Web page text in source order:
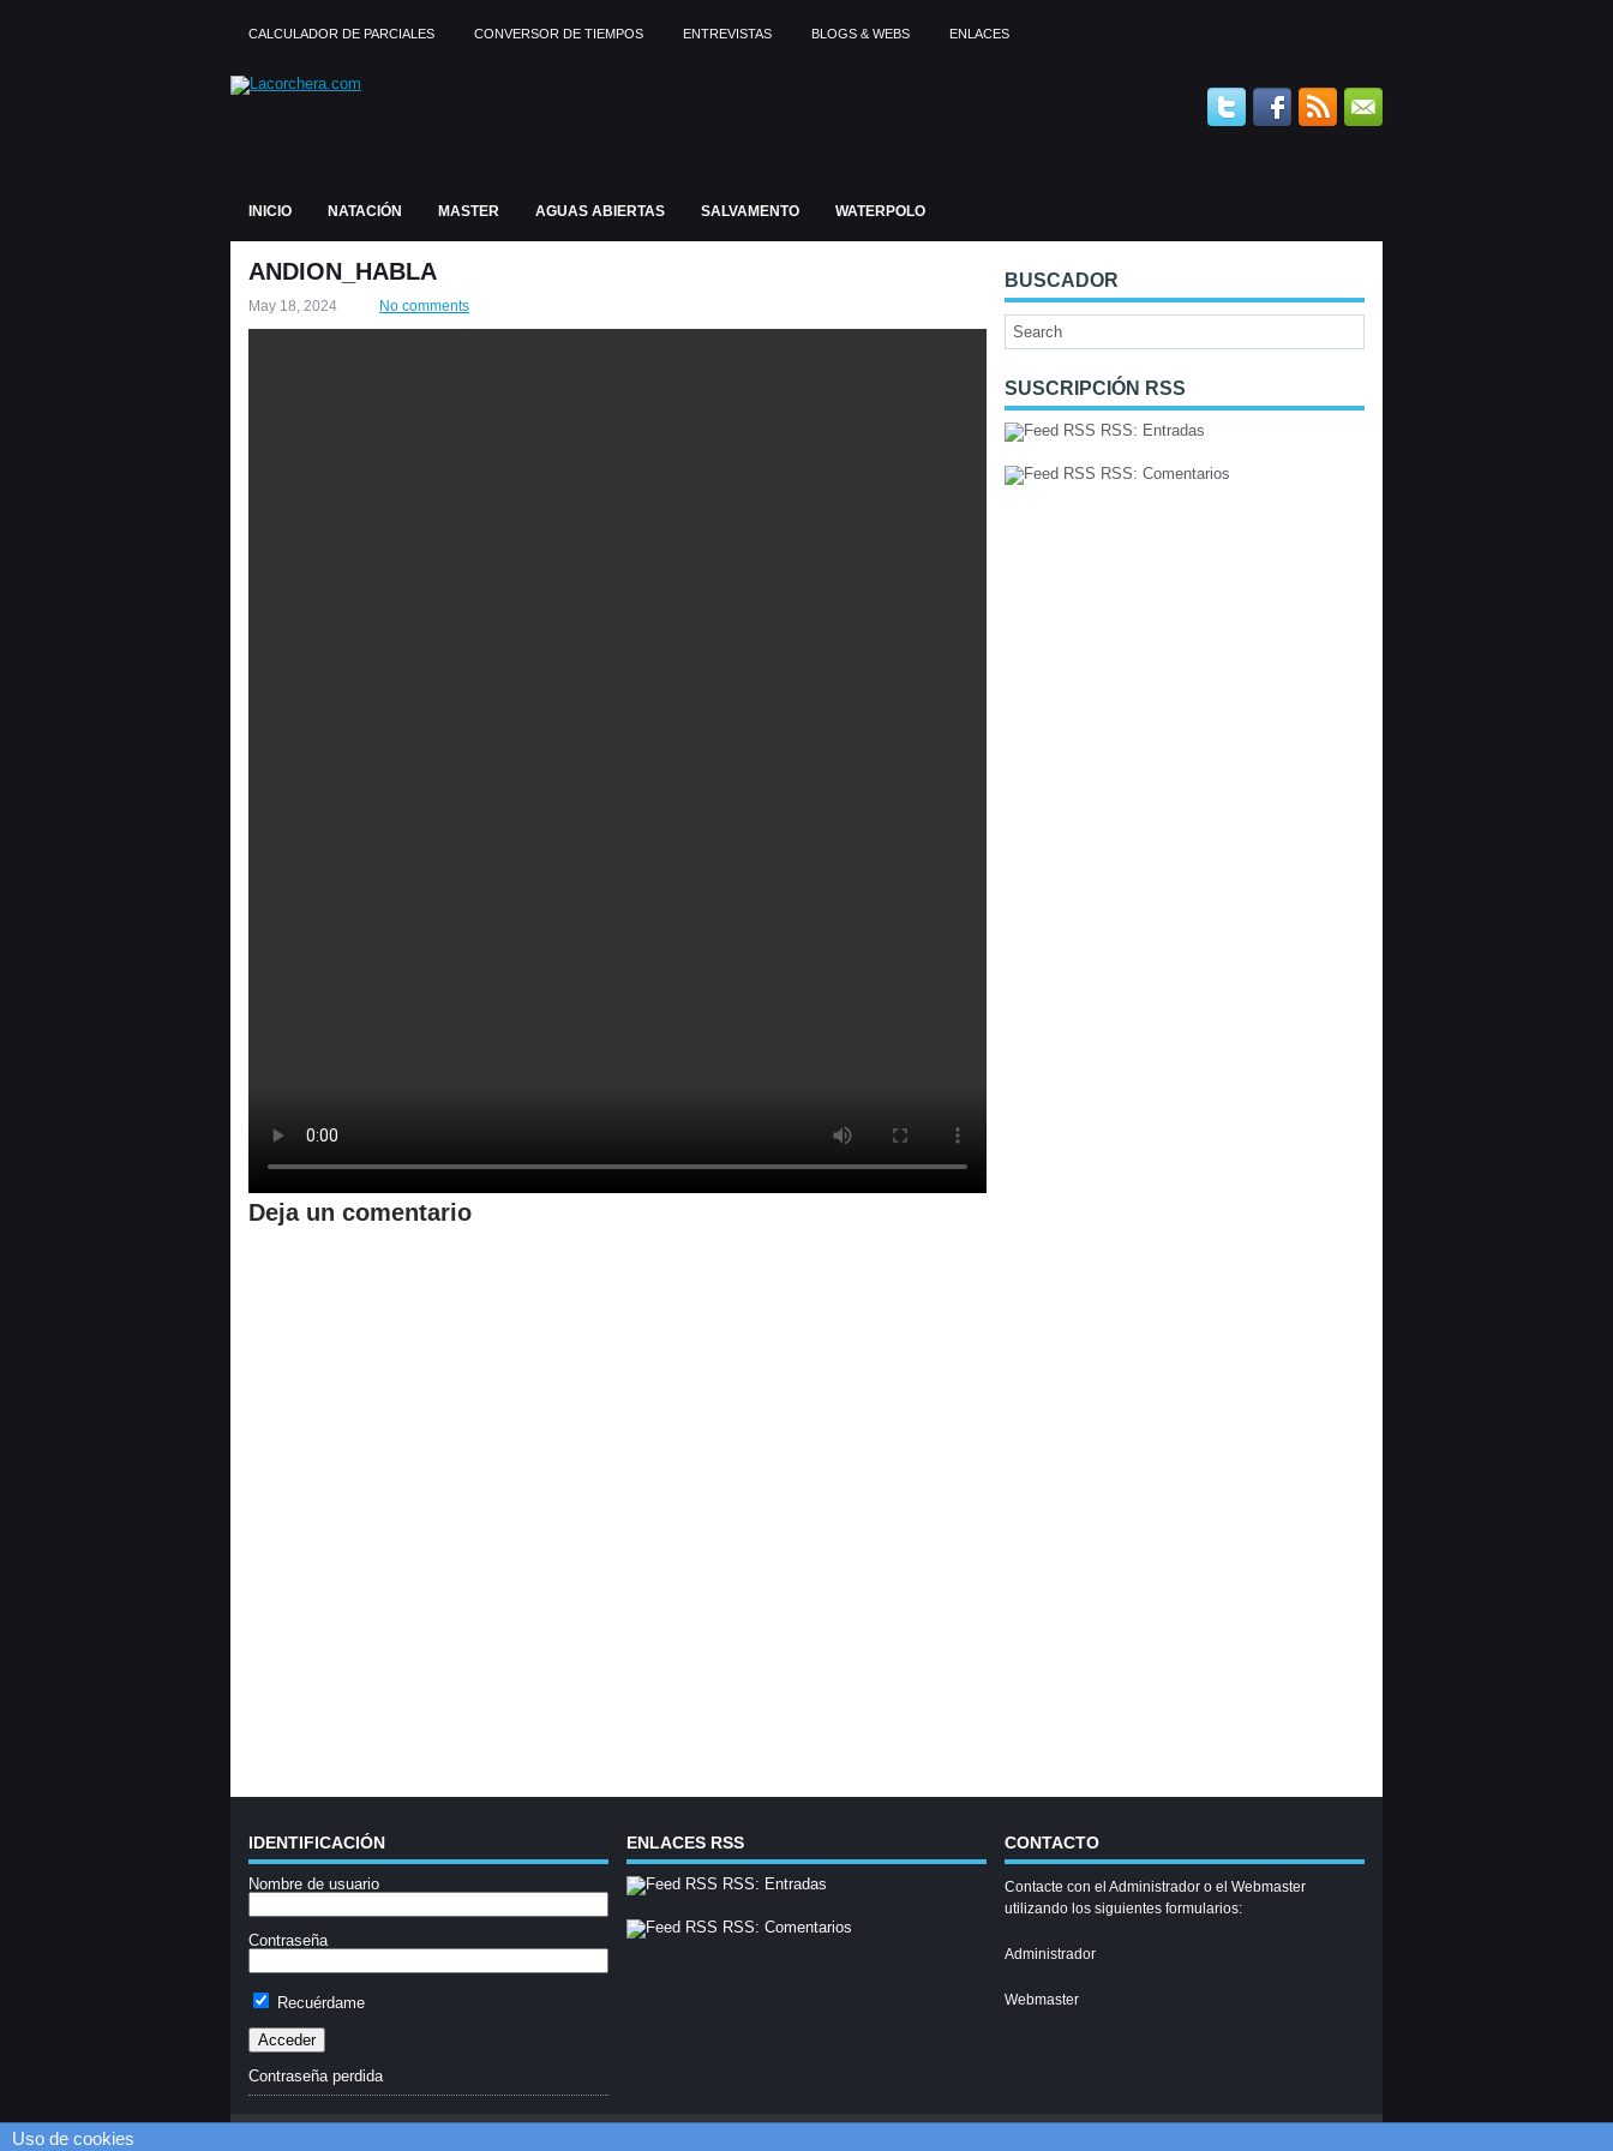
CALCULADOR DE PARCIALES CONVERSOR DE TIEMPOS ENTREVISTAS BLOGS & WEBS ENLACES
INICIO NATACIÓN MASTER AGUAS ABIERTAS SALVAMENTO WATERPOLO
ANDION_HABLA
May 18, 2024 No comments
Deja un comentario
BUSCADOR
SUSCRIPCIÓN RSS
RSS: Entradas
RSS: Comentarios
IDENTIFICACIÓN
Nombre de usuario
Contraseña
Recuérdame
Contraseña perdida
ENLACES RSS
RSS: Entradas
RSS: Comentarios
CONTACTO
Contacte con el Administrador o el Webmaster
utilizando los siguientes formularios:
Administrador
Webmaster
Uso de cookies